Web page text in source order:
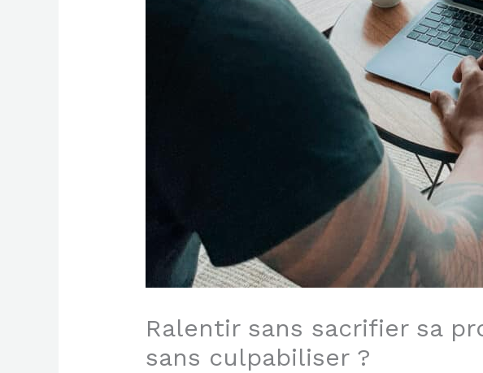
Ralentir sans sacrifier sa
sans culpabiliser ?